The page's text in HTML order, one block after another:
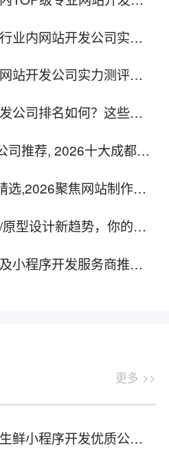
站开发公司实力测评排行报告
实力测评报告深度起底行业标杆
如何？这些实力派公司值得关注
十大成都网站制作公司综合严选
网站制作公司评测,建站选型必备
，你的产品如何在3秒内俘获用户心？
程序开发服务商推荐榜
更多 >>
序开发优质公司实力推荐榜单